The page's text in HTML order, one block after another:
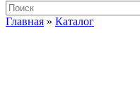
Главная » Каталог